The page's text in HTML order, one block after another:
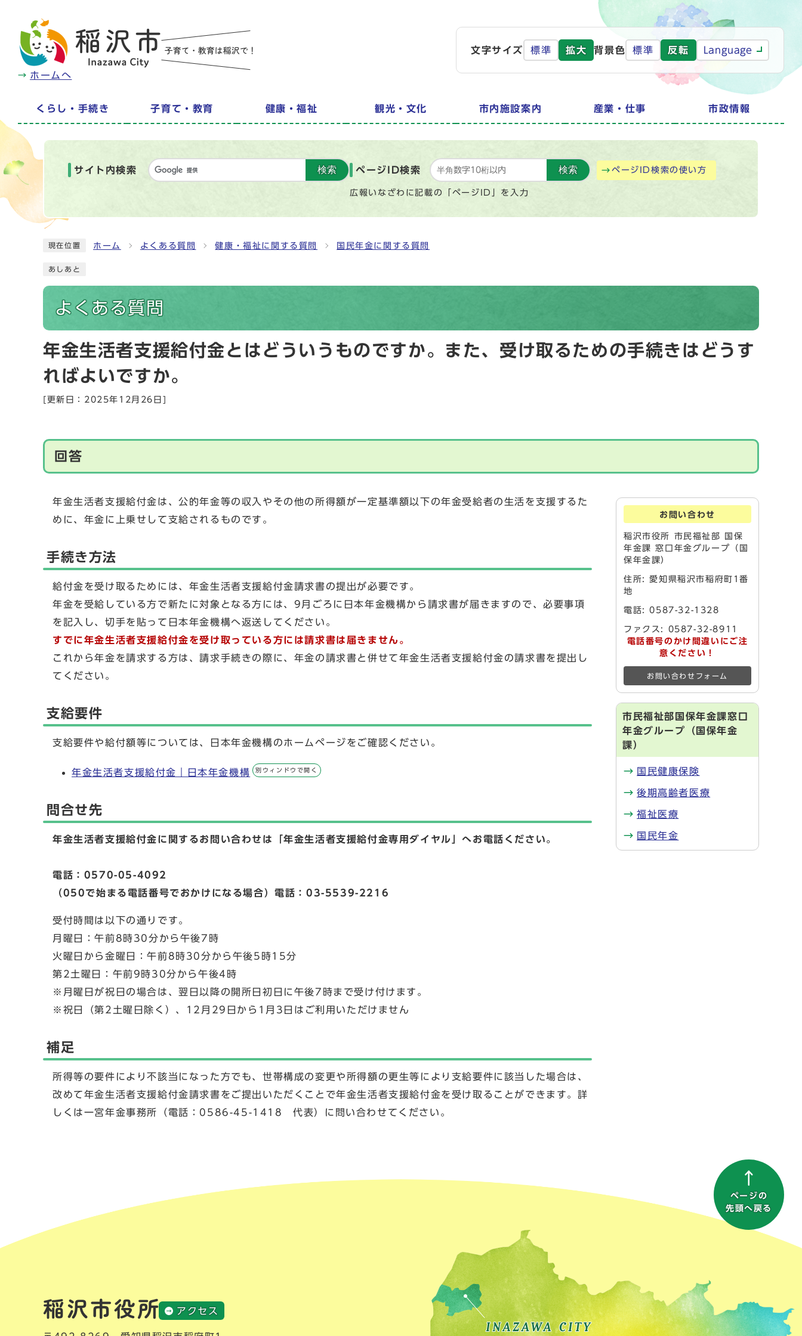
ホームへ
文字サイズ 標準 拡大 背景色 標準 反転 Language
くらし・手続き 子育て・教育 健康・福祉 観光・文化 市内施設案内 産業・仕事 市政情報
サイト内検索 検索 ページID検索
広報いなざわに記載の「ページID」を入力
検索 ページID検索の使い方
現在位置 ホーム よくある質問 健康・福祉に関する質問 国民年金に関する質問
あしあと
よくある質問
年金生活者支援給付金とはどういうものですか。また、受け取るための手続きはどうす
ればよいですか。
[更新日：2025年12月26日]
回答
年金生活者支援給付金は、公的年金等の収入やその他の所得額が一定基準額以下の年金受給者の生活を支援するた
めに、年金に上乗せして支給されるものです。
手続き方法
給付金を受け取るためには、年金生活者支援給付金請求書の提出が必要です。
年金を受給している方で新たに対象となる方には、9月ごろに日本年金機構から請求書が届きますので、必要事項
を記入し、切手を貼って日本年金機構へ返送してください。
すでに年金生活者支援給付金を受け取っている方には請求書は届きません。
これから年金を請求する方は、請求手続きの際に、年金の請求書と併せて年金生活者支援給付金の請求書を提出し
てください。
支給要件
支給要件や給付額等については、日本年金機構のホームページをご確認ください。
年金生活者支援給付金｜日本年金機構 別ウィンドウで開く
問合せ先
年金生活者支援給付金に関するお問い合わせは「年金生活者支援給付金専用ダイヤル」へお電話ください。
電話：0570-05-4092
（050で始まる電話番号でおかけになる場合）電話：03-5539-2216
受付時間は以下の通りです。
月曜日：午前8時30分から午後7時
火曜日から金曜日：午前8時30分から午後5時15分
第2土曜日：午前9時30分から午後4時
※月曜日が祝日の場合は、翌日以降の開所日初日に午後7時まで受け付けます。
※祝日（第2土曜日除く）、12月29日から1月3日はご利用いただけません
補足
所得等の要件により不該当になった方でも、世帯構成の変更や所得額の更生等により支給要件に該当した場合は、
改めて年金生活者支援給付金請求書をご提出いただくことで年金生活者支援給付金を受け取ることができます。詳
しくは一宮年金事務所（電話：0586-45-1418 代表）に問い合わせてください。
お問い合わせ
稲沢市役所 市民福祉部 国保
年金課 窓口年金グループ（国
保年金課）
住所: 愛知県稲沢市稲府町1番
地
電話: 0587-32-1328
ファクス: 0587-32-8911
電話番号のかけ間違いにご注
意ください！
お問い合わせフォーム
市民福祉部国保年金課窓口
年金グループ（国保年金
課）
国民健康保険
後期高齢者医療
福祉医療
国民年金
ページの
先頭へ戻る
アクセス